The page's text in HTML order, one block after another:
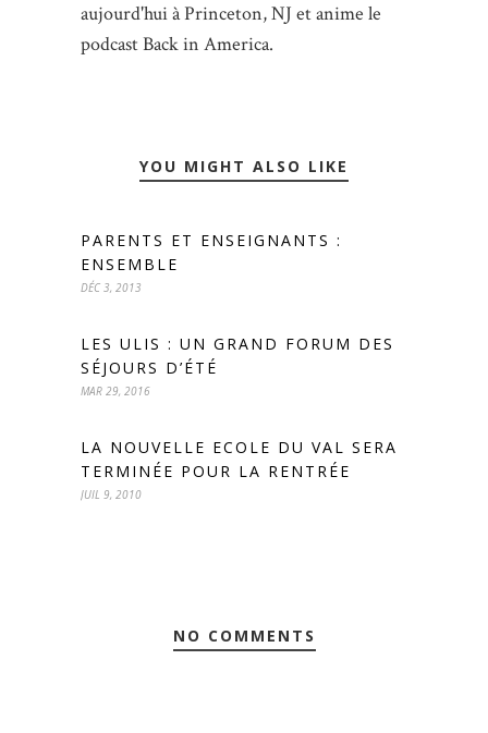
aujourd'hui à Princeton, NJ et anime le
podcast Back in America.
YOU MIGHT ALSO LIKE
PARENTS ET ENSEIGNANTS :
ENSEMBLE
DÉC 3, 2013
LES ULIS : UN GRAND FORUM DES
SÉJOURS D’ÉTÉ
MAR 29, 2016
LA NOUVELLE ECOLE DU VAL SERA
TERMINÉE POUR LA RENTRÉE
JUIL 9, 2010
NO COMMENTS